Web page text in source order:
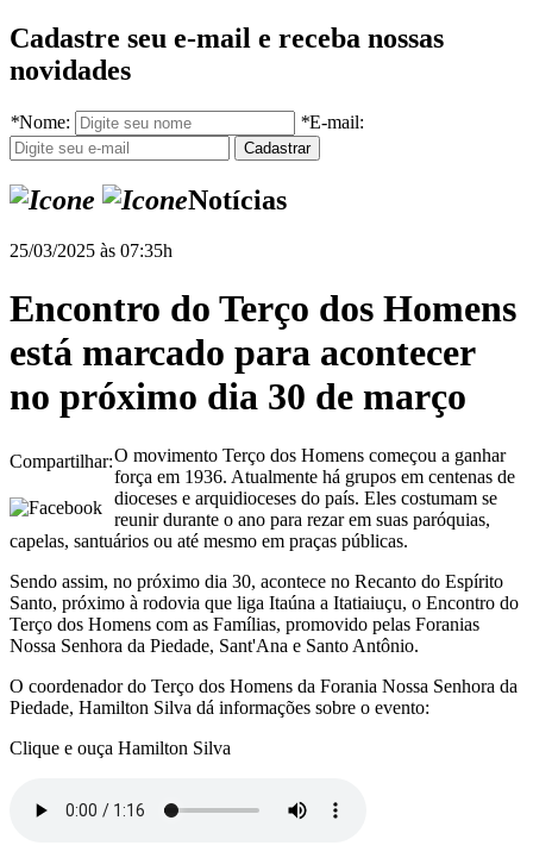
Cadastre seu e-mail e receba nossas
novidades
*Nome: *E-mail:
Notícias
25/03/2025 às 07:35h
Encontro do Terço dos Homens
está marcado para acontecer
no próximo dia 30 de março
Compartilhar:O movimento Terço dos Homens começou a ganhar
força em 1936. Atualmente há grupos em centenas de
dioceses e arquidioceses do país. Eles costumam se
reunir durante o ano para rezar em suas paróquias,
capelas, santuários ou até mesmo em praças públicas.
Sendo assim, no próximo dia 30, acontece no Recanto do Espírito
Santo, próximo à rodovia que liga Itaúna a Itatiaiuçu, o Encontro do
Terço dos Homens com as Famílias, promovido pelas Foranias
Nossa Senhora da Piedade, Sant'Ana e Santo Antônio.
O coordenador do Terço dos Homens da Forania Nossa Senhora da
Piedade, Hamilton Silva dá informações sobre o evento:
Clique e ouça Hamilton Silva